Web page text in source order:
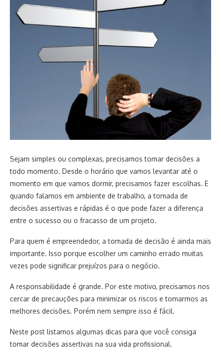
Sejam simples ou complexas, precisamos tomar decisões a
todo momento. Desde o horário que vamos levantar até o
momento em que vamos dormir, precisamos fazer escolhas. E
quando falamos em ambiente de trabalho, a tomada de
decisões assertivas e rápidas é o que pode fazer a diferença
entre o sucesso ou o fracasso de um projeto.
Para quem é empreendedor, a tomada de decisão é ainda mais
importante. Isso porque escolher um caminho errado muitas
vezes pode significar prejuízos para o negócio.
A responsabilidade é grande. Por este motivo, precisamos nos
cercar de precauções para minimizar os riscos e tomarmos as
melhores decisões. Porém nem sempre isso é fácil.
Neste post listamos algumas dicas para que você consiga
tomar decisões assertivas na sua vida profissional.